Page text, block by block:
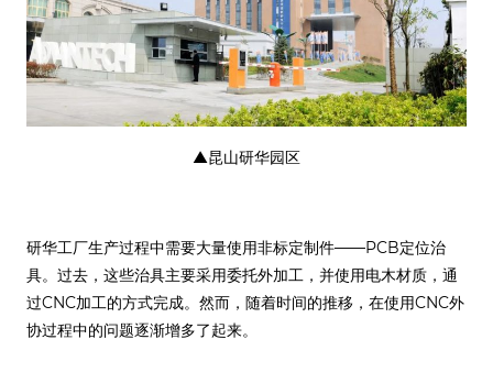
▲昆山研华园区
研华工厂生产过程中需要大量使用非标定制件——PCB定位治
具。过去，这些治具主要采用委托外加工，并使用电木材质，通
过CNC加工的方式完成。然而，随着时间的推移，在使用CNC外
协过程中的问题逐渐增多了起来。